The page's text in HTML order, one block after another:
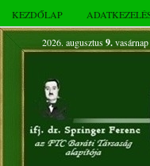
KEZDŐLAP
2026. augusztus 9.vasárnap